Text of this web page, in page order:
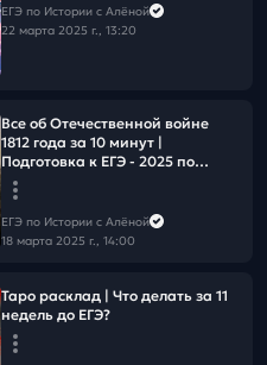
ЕГЭ по Истории с Алёной
22 марта 2025 г., 13:20
Все об Отечественной войне
1812 года за 10 минут |
Подготовка к ЕГЭ - 2025 по
Истории
ЕГЭ по Истории с Алёной
18 марта 2025 г., 14:00
Таро расклад | Что делать за 11
недель до ЕГЭ?